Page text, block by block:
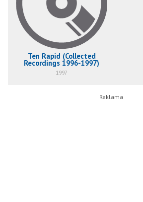
Ten Rapid (Collected
Recordings 1996-1997)
1997